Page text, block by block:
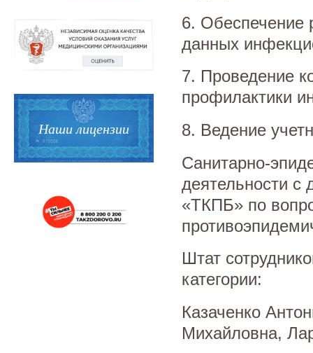
6. Обеспечение
данных
7. Проведение
профилактики
8. Ведение
Санитарно-
деятельности с
«ТКПБ» по
Штат
категории:
Казаченко
Михайловна,
Наши лицензии